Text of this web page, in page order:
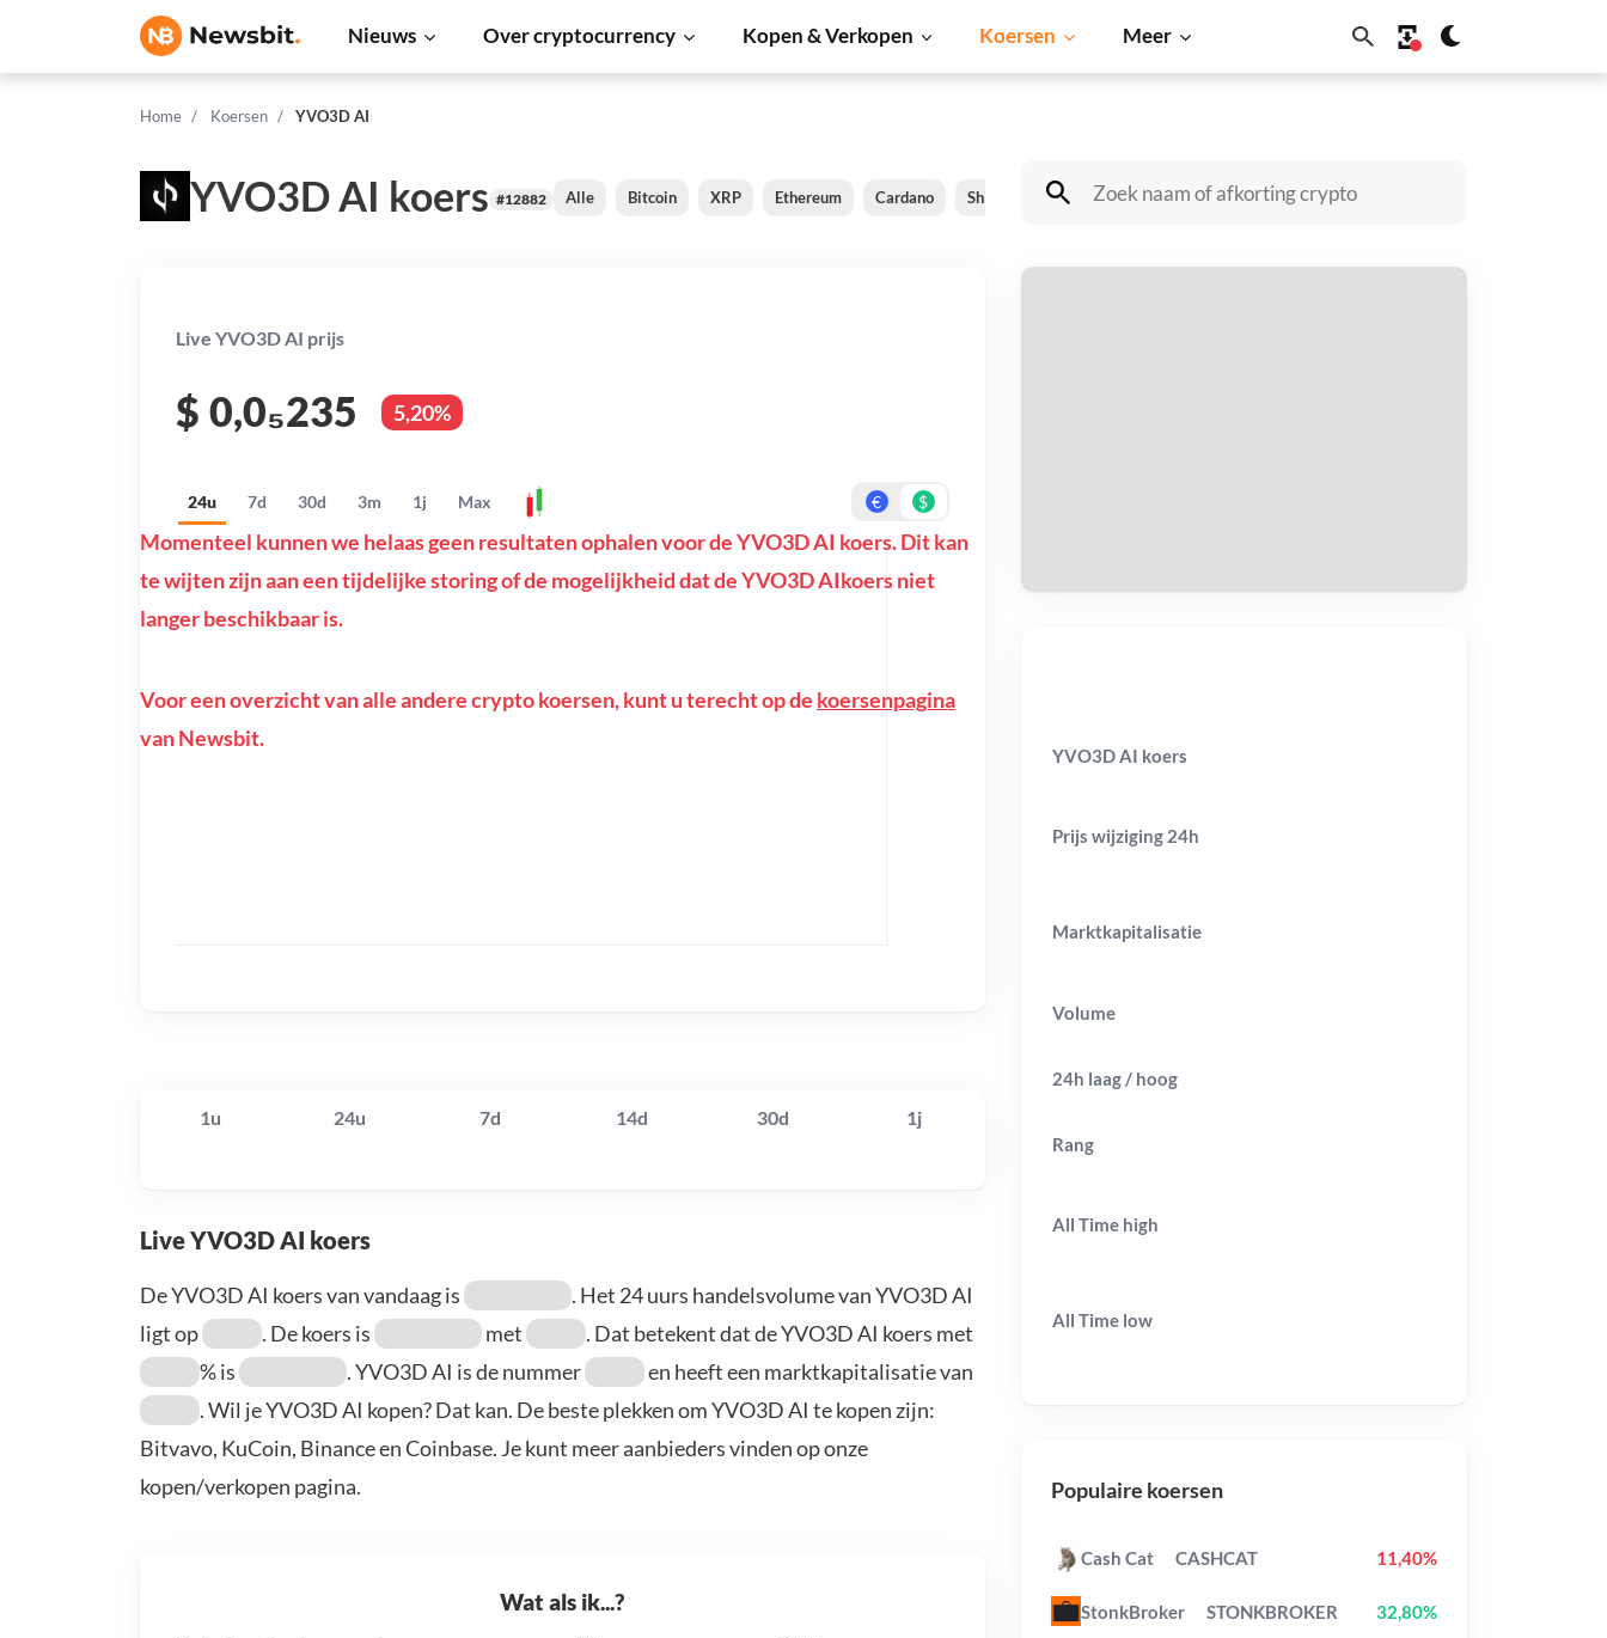
Nieuws Over cryptocurrency Kopen & Verkopen Koersen Meer
Home Koersen YVO3D AI
YVO3D AI koers #12882 Alle Bitcoin XRP Ethereum Cardano Shiba Inu Dogecoin Solana BNB
Live YVO3D AI prijs
$ 0,0₅235 5,20%
24u 7d 30d 3m 1j Max € $
Momenteel kunnen we helaas geen resultaten ophalen voor de YVO3D AI koers. Dit kan
te wijten zijn aan een tijdelijke storing of de mogelijkheid dat de YVO3D AIkoers niet
langer beschikbaar is.
Voor een overzicht van alle andere crypto koersen, kunt u terecht op de koersenpagina
van Newsbit.
1u 24u 7d 14d 30d 1j
Live YVO3D AI koers
De YVO3D AI koers van vandaag is
. Het 24 uurs handelsvolume van YVO3D AI
ligt op
. De koers is met
. Dat betekent dat de YVO3D AI koers met
% is
. YVO3D AI is de nummer
en heeft een marktkapitalisatie van
. Wil je YVO3D AI kopen? Dat kan. De beste plekken om YVO3D AI te kopen zijn:
Bitvavo, KuCoin, Binance en Coinbase. Je kunt meer aanbieders vinden op onze
kopen/verkopen pagina.
Wat als ik...?
YVO3D AI koers
Prijs wijziging 24h
Marktkapitalisatie
Volume
24h laag / hoog
Rang
All Time high
All Time low
Populaire koersen
Cash Cat CASHCAT 11,40%
StonkBroker STONKBROKER 32,80%